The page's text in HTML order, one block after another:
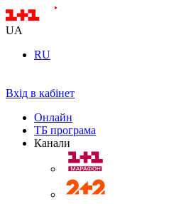
UA
RU
Вхід в кабінет
Онлайн
ТБ програма
Канали